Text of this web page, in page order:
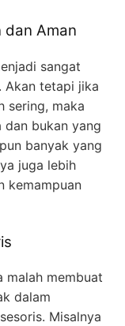
dan Aman
sangat
Akan tetapi jika
sering, maka
bukan yang
banyak yang
juga lebih
kemampuan
malah membuat
dalam
Misalnya